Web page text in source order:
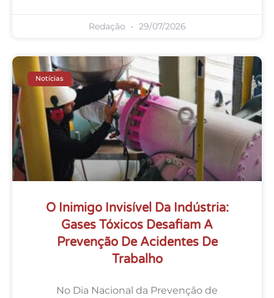
Redação 29/07/2026
Notícias
O Inimigo Invisível Da Indústria:
Gases Tóxicos Desafiam A
Prevenção De Acidentes De
Trabalho
No Dia Nacional da Prevenção de